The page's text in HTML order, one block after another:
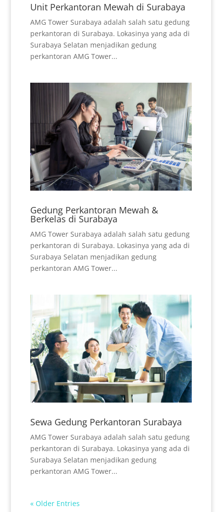
Unit Perkantoran Mewah di Surabaya
AMG Tower Surabaya adalah salah satu gedung
perkantoran di Surabaya. Lokasinya yang ada di
Surabaya Selatan menjadikan gedung
perkantoran AMG Tower...
Gedung Perkantoran Mewah &
Berkelas di Surabaya
AMG Tower Surabaya adalah salah satu gedung
perkantoran di Surabaya. Lokasinya yang ada di
Surabaya Selatan menjadikan gedung
perkantoran AMG Tower...
Sewa Gedung Perkantoran Surabaya
AMG Tower Surabaya adalah salah satu gedung
perkantoran di Surabaya. Lokasinya yang ada di
Surabaya Selatan menjadikan gedung
perkantoran AMG Tower...
« Older Entries